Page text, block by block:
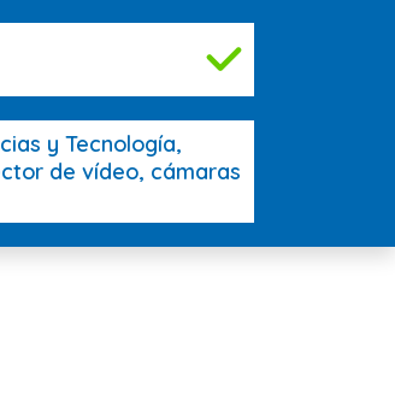
y Tecnología,
de vídeo, cámaras